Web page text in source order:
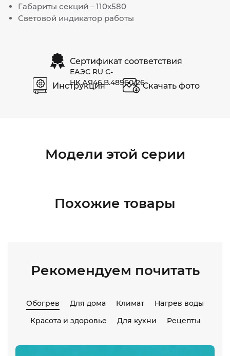
Габариты секций – 110х580
Световой индикатор работы
Сертификат соответствия
ЕАЭС RU С-
HK.АЯ46.В.48960/26
Инструкция Скачать фото
Модели этой серии
Похожие товары
Рекомендуем почитать
Обогрев Для дома Климат
Нагрев воды
Красота и здоровье
Для кухни Рецепты